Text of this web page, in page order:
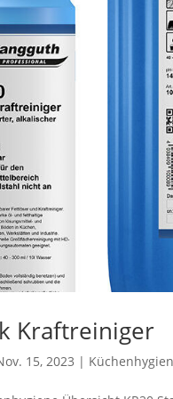
Kraftreiniger
15, 2023 |